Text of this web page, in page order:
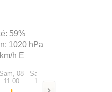
59%
1020 hPa
h E
Sam, 08
11:00
Sam, 08
14:00